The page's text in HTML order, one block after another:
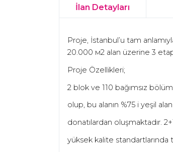
İlan Detayları
Proje, İstanbul’u tam
20.000 м2 alan üzerine 3
Proje Özellikleri;
2 blok ve 110 bağımsız
olup, bu alanın %75 i yeşil
donatılardan oluşmaktadır.
yüksek kalite standartlarında